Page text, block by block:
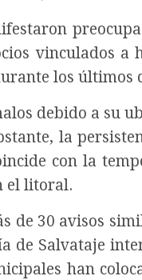
vinculados a
los últimos
debido a su
la
con la
el litoral.
de 30 avisos
de Salvataje
han